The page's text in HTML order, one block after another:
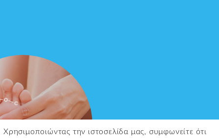
την ιστοσελίδα μας, συμφωνείτε ότι